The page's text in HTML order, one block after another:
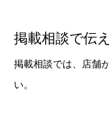
掲載相談で伝
掲載相談では、店舗
い。